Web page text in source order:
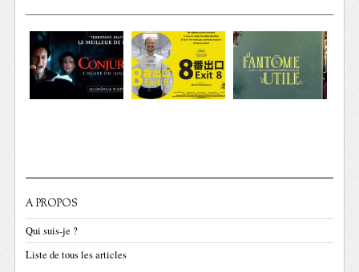
A PROPOS
Qui suis-je ?
Liste de tous les articles